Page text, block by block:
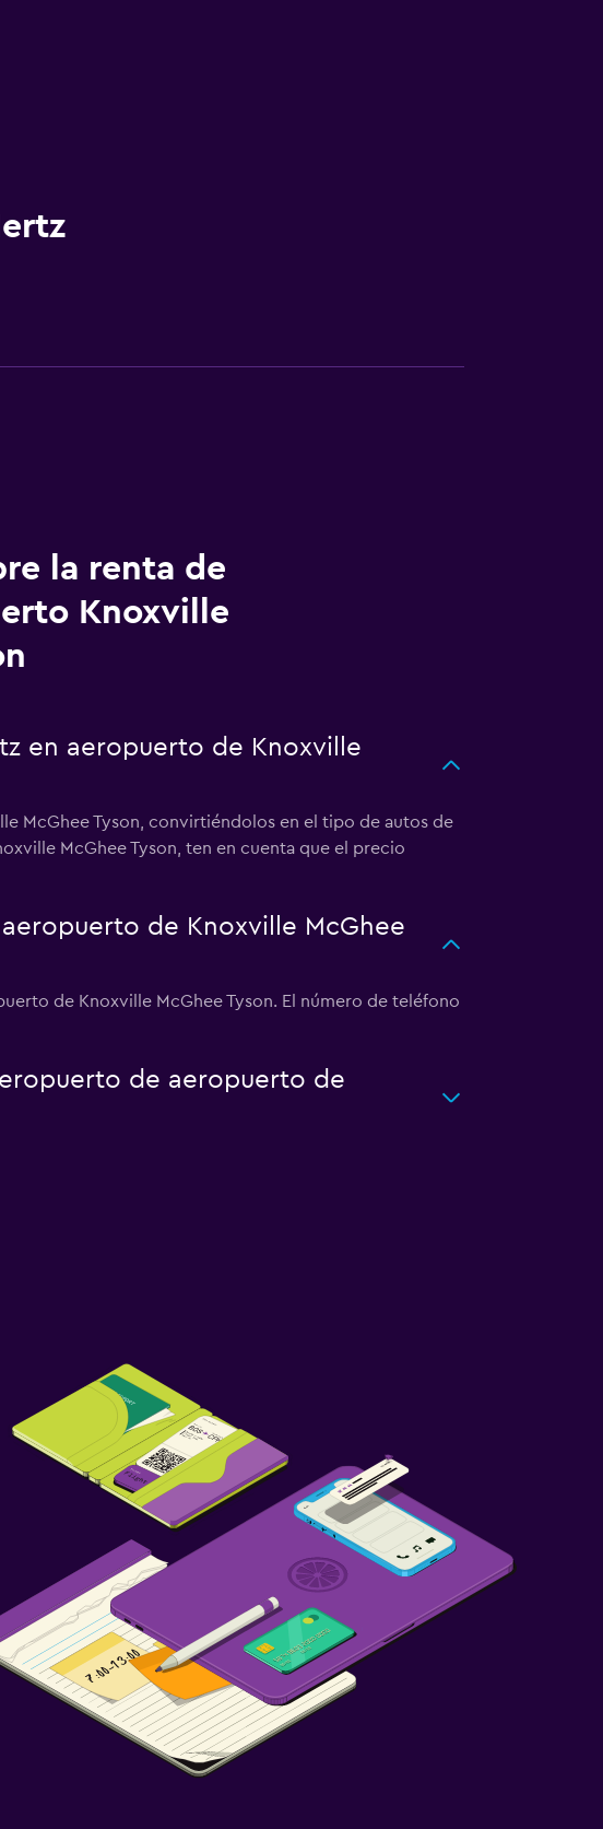
la renta de
Knoxville
en aeropuerto de Knoxville
McGhee Tyson, convirtiéndolos en el tipo de autos de
McGhee Tyson, ten en cuenta que el precio
de Knoxville McGhee
de Knoxville McGhee Tyson. El número de teléfono
de aeropuerto de